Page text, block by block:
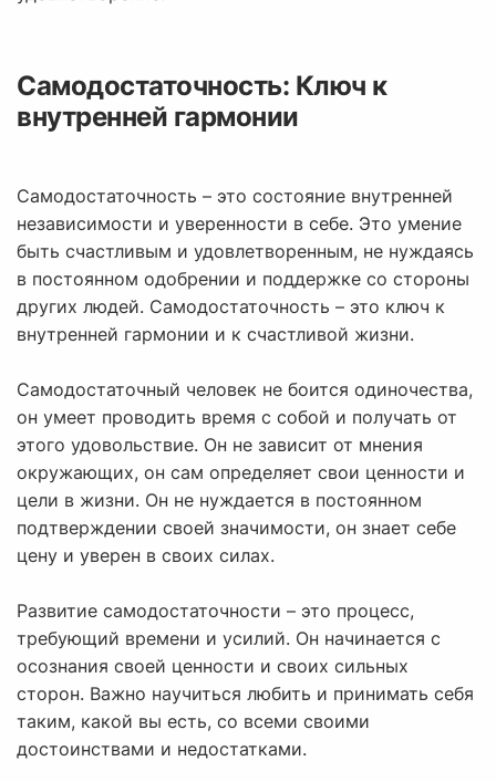
Самодостаточность: Ключ к
внутренней гармонии
Самодостаточность – это состояние внутренней
независимости и уверенности в себе. Это умение
быть счастливым и удовлетворенным, не нуждаясь
в постоянном одобрении и поддержке со стороны
других людей. Самодостаточность – это ключ к
внутренней гармонии и к счастливой жизни.
Самодостаточный человек не боится одиночества,
он умеет проводить время с собой и получать от
этого удовольствие. Он не зависит от мнения
окружающих, он сам определяет свои ценности и
цели в жизни. Он не нуждается в постоянном
подтверждении своей значимости, он знает себе
цену и уверен в своих силах.
Развитие самодостаточности – это процесс,
требующий времени и усилий. Он начинается с
осознания своей ценности и своих сильных
сторон. Важно научиться любить и принимать себя
таким, какой вы есть, со всеми своими
достоинствами и недостатками.